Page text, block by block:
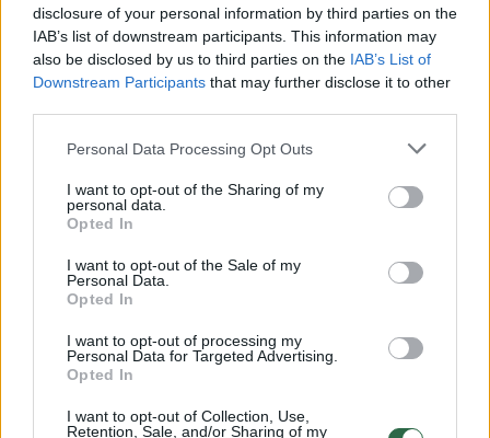
disclosure of your personal information by third parties on the
IAB’s list of downstream participants. This information may
also be disclosed by us to third parties on the IAB’s List of
Downstream Participants that may further disclose it to other
Personal Data Processing Opt Outs
I want to opt-out of the Sharing of my
personal data.
Opted In
I want to opt-out of the Sale of my
Personal Data.
Opted In
I want to opt-out of processing my
Personal Data for Targeted Advertising.
Opted In
I want to opt-out of Collection, Use,
Retention, Sale, and/or Sharing of my
Apsistojau ties fortepijonu, šis instrumentas
yra tvirtai lakoniškas – tik juoda ir balta.
svarbiausių natų, jose ir nuskambėjo
tokia muzikali, bet tik ypač reta taip tvirtai ir
solidžiai skamba.“
Dokumentinio filmo „Prezidentas“ idėja dar
2018 metais kilo žurnalistei Daivai Žeimytei-
Bilienei ir televizijos laidų prodiuseriui A.
Valinskui. 2019-aisiais su prezidentu V.